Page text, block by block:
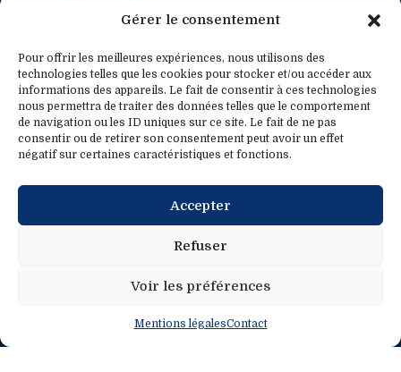
Gérer le consentement
Pour offrir les meilleures expériences, nous utilisons des
technologies telles que les cookies pour stocker et/ou accéder aux
informations des appareils. Le fait de consentir à ces technologies
nous permettra de traiter des données telles que le comportement
de navigation ou les ID uniques sur ce site. Le fait de ne pas
consentir ou de retirer son consentement peut avoir un effet
négatif sur certaines caractéristiques et fonctions.
Accepter
Refuser
Voir les préférences
Mentions légalesContact
Contact
Contact
0033.1.40.63.75.31
Contact presse
presse@fredericpetit.eu